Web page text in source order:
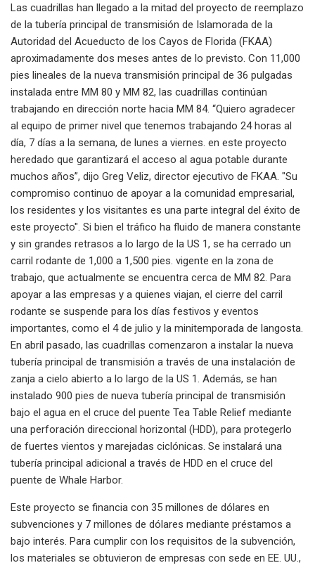
Las cuadrillas han llegado a la mitad del proyecto de reemplazo
de la tubería principal de transmisión de Islamorada de la
Autoridad del Acueducto de los Cayos de Florida (FKAA)
aproximadamente dos meses antes de lo previsto. Con 11,000
pies lineales de la nueva transmisión principal de 36 pulgadas
instalada entre MM 80 y MM 82, las cuadrillas continúan
trabajando en dirección norte hacia MM 84. “Quiero agradecer
al equipo de primer nivel que tenemos trabajando 24 horas al
día, 7 días a la semana, de lunes a viernes. en este proyecto
heredado que garantizará el acceso al agua potable durante
muchos años”, dijo Greg Veliz, director ejecutivo de FKAA. "Su
compromiso continuo de apoyar a la comunidad empresarial,
los residentes y los visitantes es una parte integral del éxito de
este proyecto". Si bien el tráfico ha fluido de manera constante
y sin grandes retrasos a lo largo de la US 1, se ha cerrado un
carril rodante de 1,000 a 1,500 pies. vigente en la zona de
trabajo, que actualmente se encuentra cerca de MM 82. Para
apoyar a las empresas y a quienes viajan, el cierre del carril
rodante se suspende para los días festivos y eventos
importantes, como el 4 de julio y la minitemporada de langosta.
En abril pasado, las cuadrillas comenzaron a instalar la nueva
tubería principal de transmisión a través de una instalación de
zanja a cielo abierto a lo largo de la US 1. Además, se han
instalado 900 pies de nueva tubería principal de transmisión
bajo el agua en el cruce del puente Tea Table Relief mediante
una perforación direccional horizontal (HDD), para protegerlo
de fuertes vientos y marejadas ciclónicas. Se instalará una
tubería principal adicional a través de HDD en el cruce del
puente de Whale Harbor.
Este proyecto se financia con 35 millones de dólares en
subvenciones y 7 millones de dólares mediante préstamos a
bajo interés. Para cumplir con los requisitos de la subvención,
los materiales se obtuvieron de empresas con sede en EE. UU.,